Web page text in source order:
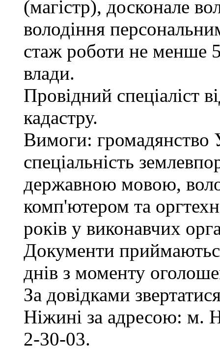
(магістр), досконале
володіння
стаж роботи не менше
влади.
Провідний спеціаліст
кадастру.
Вимоги: громадянство
спеціальність
державною мовою,
комп'ютером та
років у виконавчих
Документи
днів з моменту
За довідками
Ніжині за адресою: м.
2-30-03.